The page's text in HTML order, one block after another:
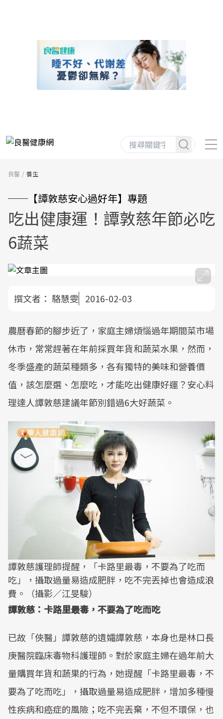
良醫 養生
──【譚敦慈安心過好年】專題
吃出健康運！譚敦慈年節必吃
6蔬菜
撰文者： 駱慧雯 2016-02-03
農曆春節的腳步近了，家庭主婦煩惱過年期間菜市場
休市，常常趕著在年前採買年貨和蔬菜水果，然而，
冬季盛產的蔬菜種類多，各有獨特的美味和營養價
值，該怎麼選、怎麼吃，才能吃出健康好運？安心料
理達人譚敦慈建議年節別錯過6大好蔬菜。
譚敦慈護理師提醒，「卡路里最毒，不要為了吃而
吃」，攝取過量易造成肥胖，吃不完丟掉也會造成浪
費。（攝影／江旻駿）
譚敦慈：卡路里最毒，不要為了吃而吃
已故「俠醫」譚敦慈的遺孀譚敦慈，本身也是林口長
庚醫院臨床毒物科護理師。對於家庭主婦在過年前大
量購買年貨和蔬果的行為，她提醒「卡路里最毒，不
要為了吃而吃」，攝取過量易造成肥胖，增加多種慢
性疾病和癌症的風險；吃不完丟棄，不但不環保，也